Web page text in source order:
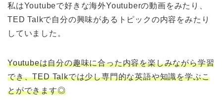
私はYoutubeで好きな海外Youtuberの動画をみたり、
TED Talkで自分の興味があるトピックの内容をみたり
していました。
Youtubeは自分の趣味に合った内容を楽しみながら学習
でき、TED Talkでは少し専門的な英語や知識を学ぶこ
とができます◎